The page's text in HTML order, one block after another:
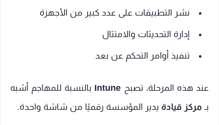
نشر التطبيقات على عدد كبير من الأجهزة
إدارة التحديثات والامتثال
تنفيذ أوامر التحكم عن بعد
عند هذه المرحلة، تصبح Intune بالنسبة للمهاجم أشبه
بـ مركز قيادة يدير المؤسسة رقميًا من شاشة واحدة.